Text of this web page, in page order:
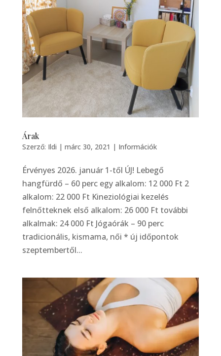
Árak
Szerző: Ildi | márc 30, 2021 | Információk
Érvényes 2026. január 1-től ÚJ! Lebegő
hangfürdő – 60 perc egy alkalom: 12 000 Ft 2
alkalom: 22 000 Ft Kineziológiai kezelés
felnőtteknek első alkalom: 26 000 Ft további
alkalmak: 24 000 Ft Jógaórák – 90 perc
tradicionális, kismama, női * új időpontok
szeptembertől...